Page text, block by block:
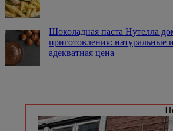
Шоколадная паста Нутелла
приготовления: натуральные
адекватная цена